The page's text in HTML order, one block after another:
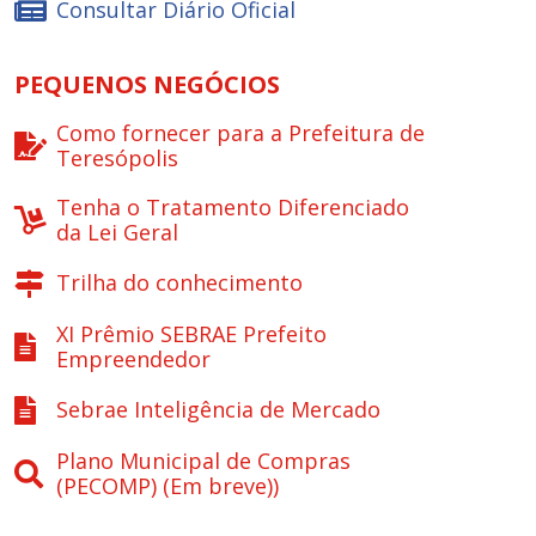
Consultar Diário Oficial
PEQUENOS NEGÓCIOS
Como fornecer para a Prefeitura de
Teresópolis
Tenha o Tratamento Diferenciado
da Lei Geral
Trilha do conhecimento
XI Prêmio SEBRAE Prefeito
Empreendedor
Sebrae Inteligência de Mercado
Plano Municipal de Compras
(PECOMP) (Em breve))